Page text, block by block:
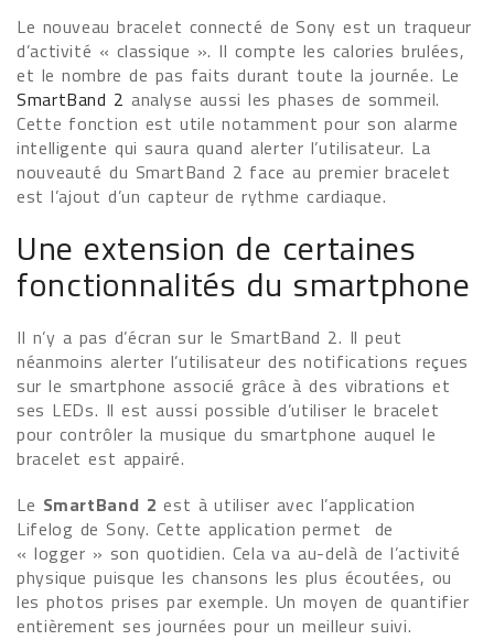
Le nouveau bracelet connecté de Sony est un traqueur
d’activité « classique ». Il compte les calories brulées,
et le nombre de pas faits durant toute la journée. Le
SmartBand 2 analyse aussi les phases de sommeil.
Cette fonction est utile notamment pour son alarme
intelligente qui saura quand alerter l’utilisateur. La
nouveauté du SmartBand 2 face au premier bracelet
est l’ajout d’un capteur de rythme cardiaque.
Une extension de certaines
fonctionnalités du smartphone
Il n’y a pas d’écran sur le SmartBand 2. Il peut
néanmoins alerter l’utilisateur des notifications reçues
sur le smartphone associé grâce à des vibrations et
ses LEDs. Il est aussi possible d’utiliser le bracelet
pour contrôler la musique du smartphone auquel le
bracelet est appairé.
Le SmartBand 2 est à utiliser avec l’application
Lifelog de Sony. Cette application permet de
« logger » son quotidien. Cela va au-delà de l’activité
physique puisque les chansons les plus écoutées, ou
les photos prises par exemple. Un moyen de quantifier
entièrement ses journées pour un meilleur suivi.